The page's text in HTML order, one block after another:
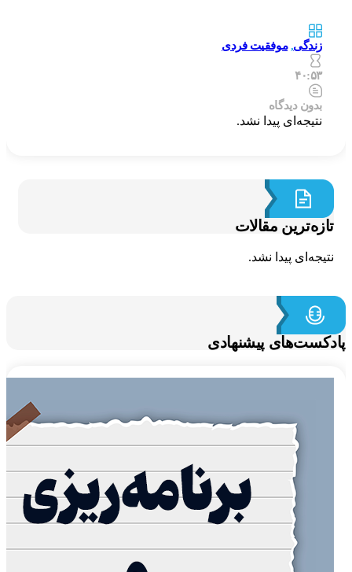
زندگی,موفقیت فردی
۴۰:۵۳
بدون دیدگاه
نتیجه‌ای پیدا نشد.
مقالات
پیدا نشد.
پیشنهادی